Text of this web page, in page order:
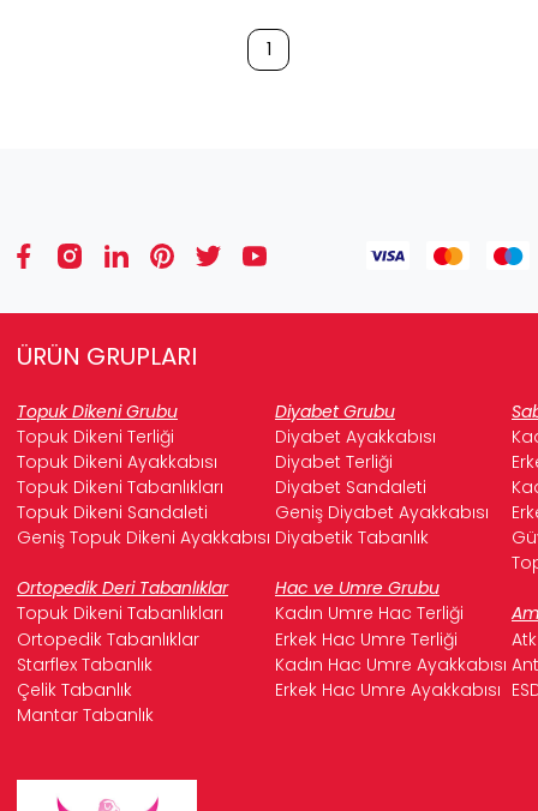
1
ÜRÜN GRUPLARI
Topuk Dikeni Grubu Diyabet Grubu
Topuk Dikeni Terliği
Diyabet Ayakkabısı
Topuk Dikeni Ayakkabısı
Diyabet Terliği
Topuk Dikeni Tabanlıkları
Diyabet Sandaleti
Topuk Dikeni Sandaleti
Geniş Diyabet Ayakkabısı
Geniş Topuk Dikeni Ayakkabısı Diyabetik Tabanlık
Ortopedik Deri Tabanlıklar
Hac ve Umre Grubu
Topuk Dikeni Tabanlıkları
Kadın Umre Hac Terliği
Ortopedik Tabanlıklar
Erkek Hac Umre Terliği
Starflex Tabanlık
Kadın Hac Umre Ayakkabısı
Çelik Tabanlık
Erkek Hac Umre Ayakkabısı
Mantar Tabanlık